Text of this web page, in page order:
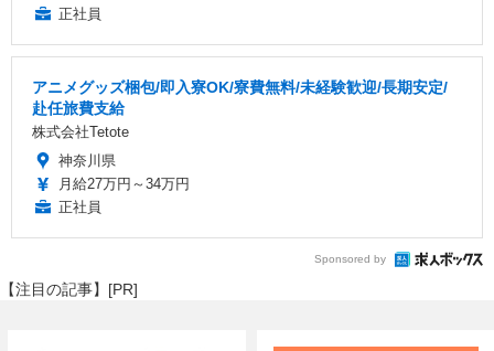
正社員
アニメグッズ梱包/即入寮OK/寮費無料/未経験歓迎/長期安定/
赴任旅費支給
株式会社Tetote
神奈川県
月給27万円～34万円
正社員
Sponsored by
【注目の記事】[PR]